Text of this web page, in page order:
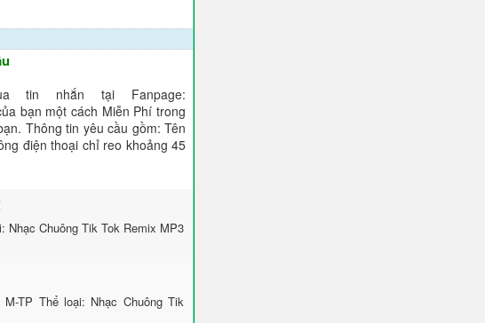
tin nhắn tại Fanpage:
bạn một cách Miễn Phí trong
Thông tin yêu cầu gồm: Tên
điện thoại chỉ reo khoảng 45
Nhạc Chuông Tik Tok Remix MP3
TP Thể loại: Nhạc Chuông Tik